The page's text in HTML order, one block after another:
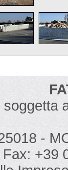
-
+39